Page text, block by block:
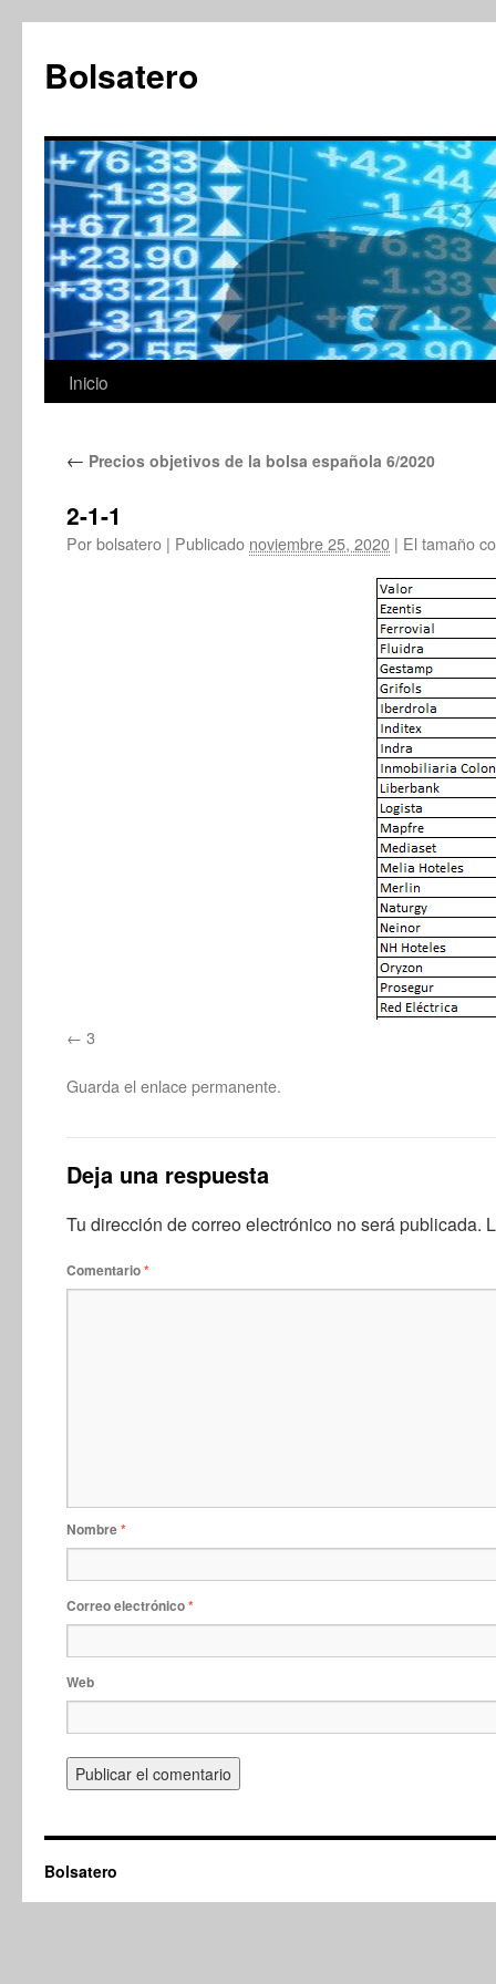
contenido
Bolsatero
Inicio
← Precios objetivos de la bolsa española 6/2020
2-1-1
Porbolsatero | Publicado noviembre 25, 2020 | El tamaño
3
Guarda el enlace permanente.
Deja una respuesta
Tu dirección de correo electrónico no será publicada.
Comentario*
Nombre*
Correo electrónico*
Web
Bolsatero